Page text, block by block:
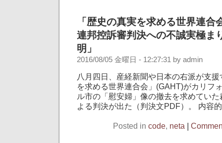
「歴史の真実を求める世界連合
連邦控訴審判決への不誠実極ま
明」
2016/08/05 金曜日 - 12:27:31 by admin
八月四日、産経新聞や日本の右派が支
を求める世界連合会」(GAHT)がカリフ
ル市の「慰安婦」像の撤去を求めてい
よる判決が出た（判決文PDF）。 内容
Posted in code, neta |